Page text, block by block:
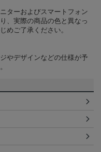
ターおよびスマートフォン
、実際の商品の色と異なっ
めご了承ください。
やデザインなどの仕様が予